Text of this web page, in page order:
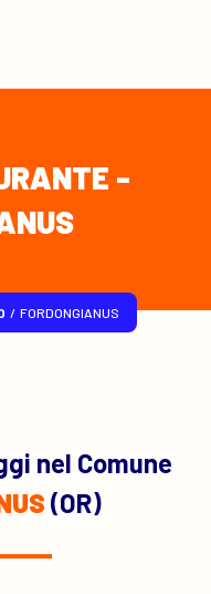
-
/ FORDONGIANUS
nel Comune
(OR)